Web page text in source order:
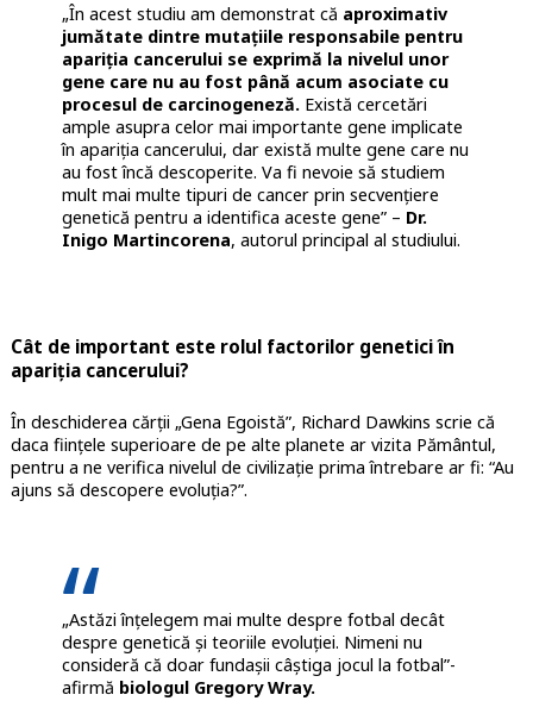
„În acest studiu am demonstrat că aproximativ
jumătate dintre mutațiile responsabile pentru
apariția cancerului se exprimă la nivelul unor
gene care nu au fost până acum asociate cu
procesul de carcinogeneză.Există cercetări
ample asupra celor mai importante gene implicate
în apariția cancerului, dar există multe gene care nu
au fost încă descoperite. Va fi nevoie să studiem
mult mai multe tipuri de cancer prin secvențiere
genetică pentru a identifica aceste gene” – Dr.
Inigo Martincorena, autorul principal al studiului.
Cât de important este rolul factorilor genetici în
apariția cancerului?
În deschiderea cărții „Gena Egoistă”, Richard Dawkins scrie că
daca ființele superioare de pe alte planete ar vizita Pământul,
pentru a ne verifica nivelul de civilizație prima întrebare ar fi: “Au
ajuns să descopere evoluția?”.
„Astăzi înțelegem mai multe despre fotbal decât
despre genetică și teoriile evoluției. Nimeni nu
consideră că doar fundașii câștiga jocul la fotbal”-
afirmă biologul Gregory Wray.